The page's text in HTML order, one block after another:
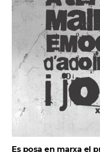
Es posa en marxa el